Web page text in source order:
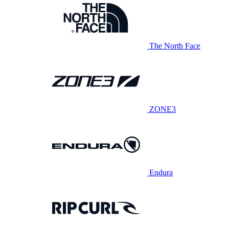
The North Face
ZONE3
Endura